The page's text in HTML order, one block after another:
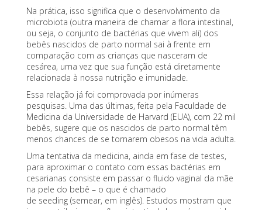
Na prática, isso significa que o desenvolvimento da
microbiota (outra maneira de chamar a flora intestinal,
ou seja, o conjunto de bactérias que vivem ali) dos
bebês nascidos de parto normal sai à frente em
comparação com as crianças que nasceram de
cesárea, uma vez que sua função está diretamente
relacionada à nossa nutrição e imunidade.
Essa relação já foi comprovada por inúmeras
pesquisas. Uma das últimas, feita pela Faculdade de
Medicina da Universidade de Harvard (EUA), com 22 mil
bebês, sugere que os nascidos de parto normal têm
menos chances de se tornarem obesos na vida adulta.
Uma tentativa da medicina, ainda em fase de testes,
para aproximar o contato com essas bactérias em
cesarianas consiste em passar o fluido vaginal da mãe
na pele do bebê – o que é chamado
de seeding (semear, em inglês). Estudos mostram que